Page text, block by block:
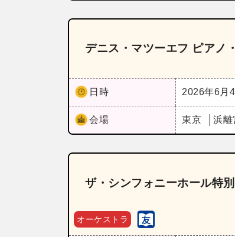
デニス・マツーエフ ピアノ
日時 2026年6月4
会場 東京 浜離
ザ・シンフォニーホール特
オーケストラ